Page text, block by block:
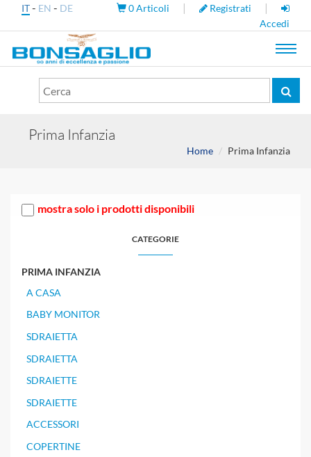
IT- EN - DE 0Articoli | Registrati |
Accedi
Prima Infanzia
Home Prima Infanzia
mostra solo i prodotti disponibili
CATEGORIE
PRIMA INFANZIA
A CASA
BABY MONITOR
SDRAIETTA
SDRAIETTA
SDRAIETTE
SDRAIETTE
ACCESSORI
COPERTINE